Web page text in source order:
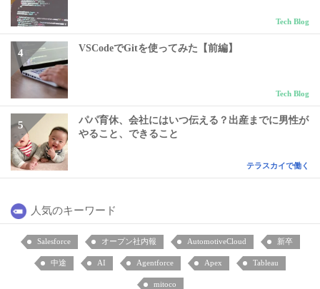
Tech Blog
VSCodeでGitを使ってみた【前編】
Tech Blog
パパ育休、会社にはいつ伝える？出産までに男性が
やること、できること
テラスカイで働く
人気のキーワード
Salesforce オープン社内報 AutomotiveCloud 新卒
中途 AI Agentforce Apex Tableau
mitoco